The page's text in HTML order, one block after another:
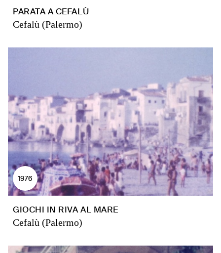
PARATA A CEFALÙ
Cefalù (Palermo)
1976
GIOCHI IN RIVA AL MARE
Cefalù (Palermo)